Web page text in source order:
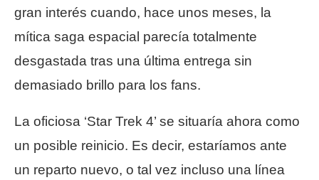
gran interés cuando, hace unos meses, la
mítica saga espacial parecía totalmente
desgastada tras una última entrega sin
demasiado brillo para los fans.
La oficiosa ‘Star Trek 4’ se situaría ahora como
un posible reinicio. Es decir, estaríamos ante
un reparto nuevo, o tal vez incluso una línea